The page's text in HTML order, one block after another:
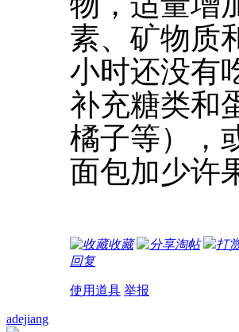
素、矿物质
小时还没有
补充糖类和
橘子等），
面包加少许
收藏 淘帖 打
回复
使用道具 举报
adejiang